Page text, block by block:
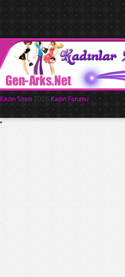
Kadın Sitesi 2026 Kadın Forumu